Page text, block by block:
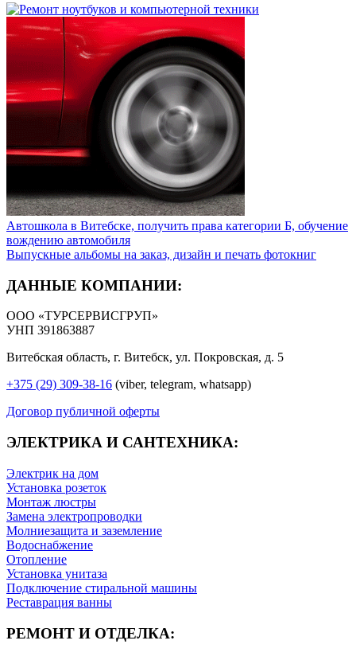
Автошкола в Витебске, получить права категории Б, обучение
вождению автомобиля
Выпускные альбомы на заказ, дизайн и печать фотокниг
ДАННЫЕ КОМПАНИИ:
ООО «ТУРСЕРВИСГРУП»
УНП 391863887
Витебская область, г. Витебск, ул. Покровская, д. 5
+375 (29) 309-38-16 (viber, telegram, whatsapp)
Договор публичной оферты
ЭЛЕКТРИКА И САНТЕХНИКА:
Электрик на дом
Установка розеток
Монтаж люстры
Замена электропроводки
Молниезащита и заземление
Водоснабжение
Отопление
Установка унитаза
Подключение стиральной машины
Реставрация ванны
РЕМОНТ И ОТДЕЛКА: